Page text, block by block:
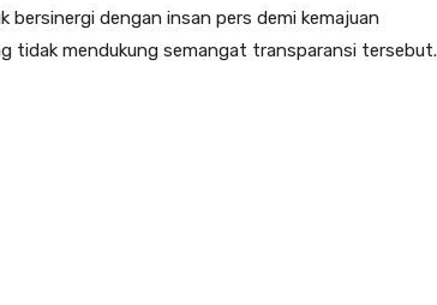
dengan insan pers demi kemajuan
tidak mendukung semangat transparansi tersebut.